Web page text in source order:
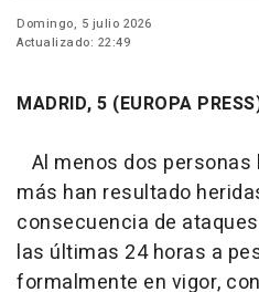
Domingo, 5 julio 2026
Actualizado: 22:49
MADRID, 5 (EUROPA
Al menos dos
más han resultado
consecuencia de
las últimas 24 horas a
formalmente en vigor,